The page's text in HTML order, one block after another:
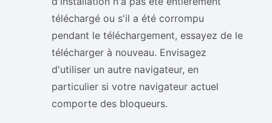
téléchargé ou s'il a été corrompu
pendant le téléchargement, essayez de le
télécharger à nouveau. Envisagez
d'utiliser un autre navigateur, en
particulier si votre navigateur actuel
comporte des bloqueurs.